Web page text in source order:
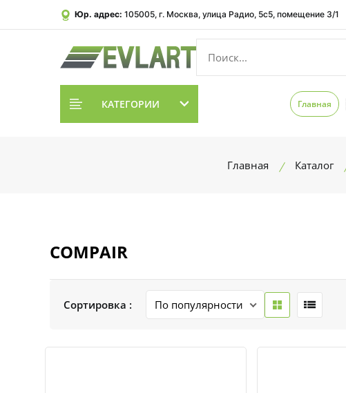
Юр. адрес: 105005, г. Москва, улица Радио, 5с5, помещение 3/1
КАТЕГОРИИ Главная
Главная Каталог
COMPAIR
Сортировка :